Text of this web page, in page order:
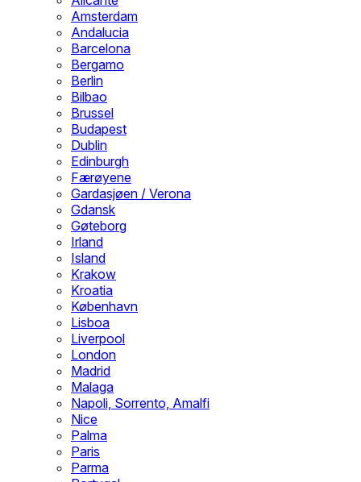
Amsterdam
Andalucia
Barcelona
Bergamo
Berlin
Bilbao
Brussel
Budapest
Dublin
Edinburgh
Færøyene
Gardasjøen / Verona
Gdansk
Gøteborg
Irland
Island
Krakow
Kroatia
København
Lisboa
Liverpool
London
Madrid
Malaga
Napoli, Sorrento, Amalfi
Nice
Palma
Paris
Parma